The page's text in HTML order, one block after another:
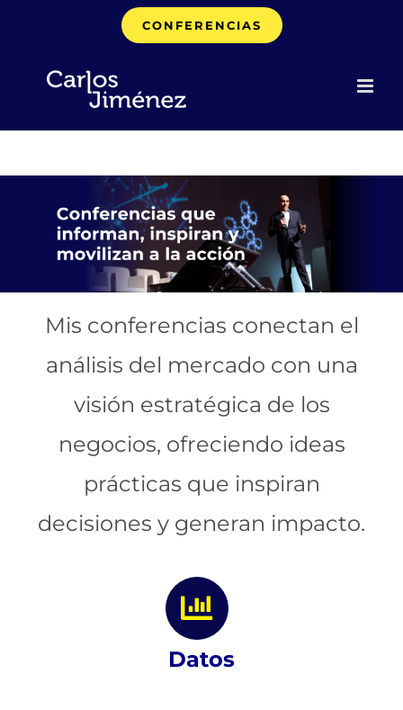
CONFERENCIAS
Mis conferencias conectan el
análisis del mercado con una
visión estratégica de los
negocios, ofreciendo ideas
prácticas que inspiran
decisiones y generan impacto.
Datos